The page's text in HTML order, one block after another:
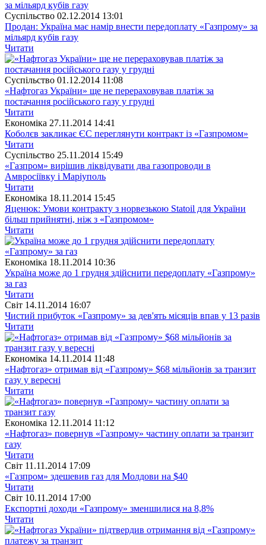
Суспiльство 02.12.2014 13:01
Продан: Україна має намір внести передоплату «Газпрому» за
мільярд кубів газу
Читати
Суспiльство 01.12.2014 11:08
«Нафтогаз України» ще не перераховував платіж за
постачання російського газу у грудні
Читати
Економіка 27.11.2014 14:41
Коболєв закликає ЄС переглянути контракт із «Газпромом»
Читати
Суспiльство 25.11.2014 15:49
«Газпром» вирішив ліквідувати два газопроводи в
Амвросіївку і Маріуполь
Читати
Економіка 18.11.2014 15:45
Яценюк: Умови контракту з норвезькою Statoil для України
більш прийнятні, ніж з «Газпромом»
Читати
Економіка 18.11.2014 10:36
Україна може до 1 грудня здійснити передоплату «Газпрому»
за газ
Читати
Свiт 14.11.2014 16:07
Чистий прибуток «Газпрому» за дев'ять місяців впав у 13 разів
Читати
Економіка 14.11.2014 11:48
«Нафтогаз» отримав від «Газпрому» $68 мільйонів за транзит
газу у вересні
Читати
Економіка 12.11.2014 11:12
«Нафтогаз» повернув «Газпрому» частину оплати за транзит
газу
Читати
Свiт 11.11.2014 17:09
«Газпром» здешевив газ для Молдови на $40
Читати
Свiт 10.11.2014 17:00
Експортні доходи «Газпрому» зменшилися на 8,8%
Читати